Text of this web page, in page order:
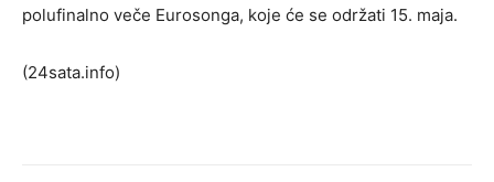
polufinalno veče Eurosonga, koje će se održati 15. maja.
(24sata.info)